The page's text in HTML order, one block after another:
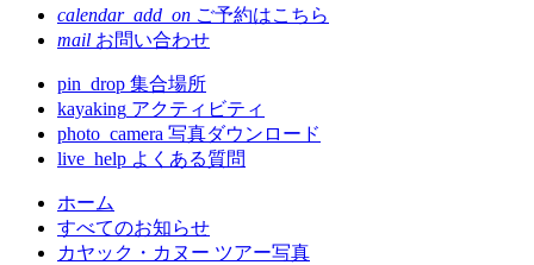
calendar_add_on ご予約はこちら
mail お問い合わせ
pin_drop 集合場所
kayaking アクティビティ
photo_camera 写真ダウンロード
live_help よくある質問
コンテンツ本文の先頭へ戻る
ページの先頭へ戻る
ホーム
すべてのお知らせ
カヤック・カヌー ツアー写真